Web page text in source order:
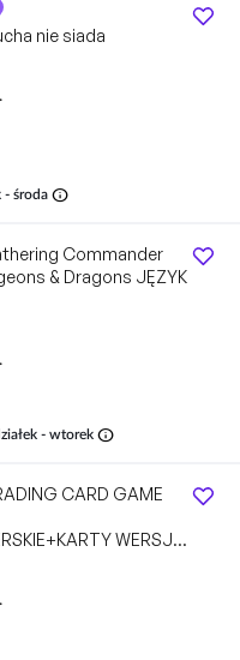
nie siada
- środa info
Commander
& Dragons JĘZYK
- wtorek info
CARD GAME
WERSJA